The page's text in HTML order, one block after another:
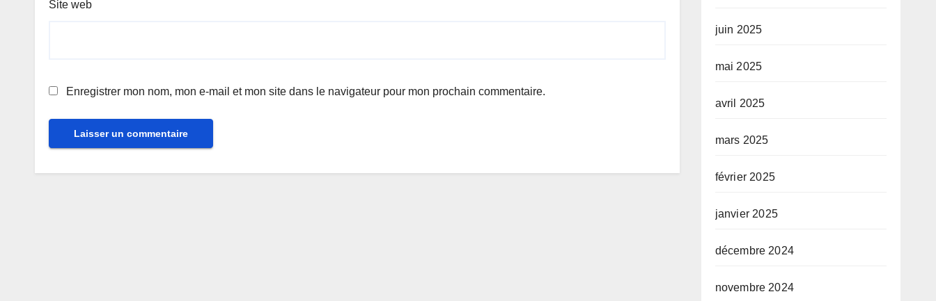
Site web
Enregistrer mon nom, mon e-mail et mon site dans le navigateur pour mon prochain commentaire.
juin 2025
mai 2025
avril 2025
mars 2025
février 2025
janvier 2025
décembre 2024
novembre 2024